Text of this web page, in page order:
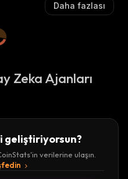
Daha fazlası
Zeka Ajanları
geliştiriyorsun?
verilerine ulaşın.